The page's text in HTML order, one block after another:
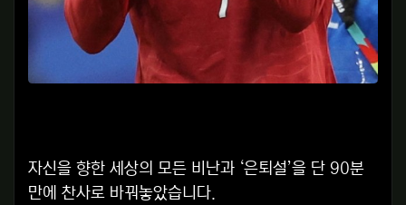
자신을 향한 세상의 모든 비난과 ‘은퇴설’을 단 90분
만에 찬사로 바꿔놓았습니다.